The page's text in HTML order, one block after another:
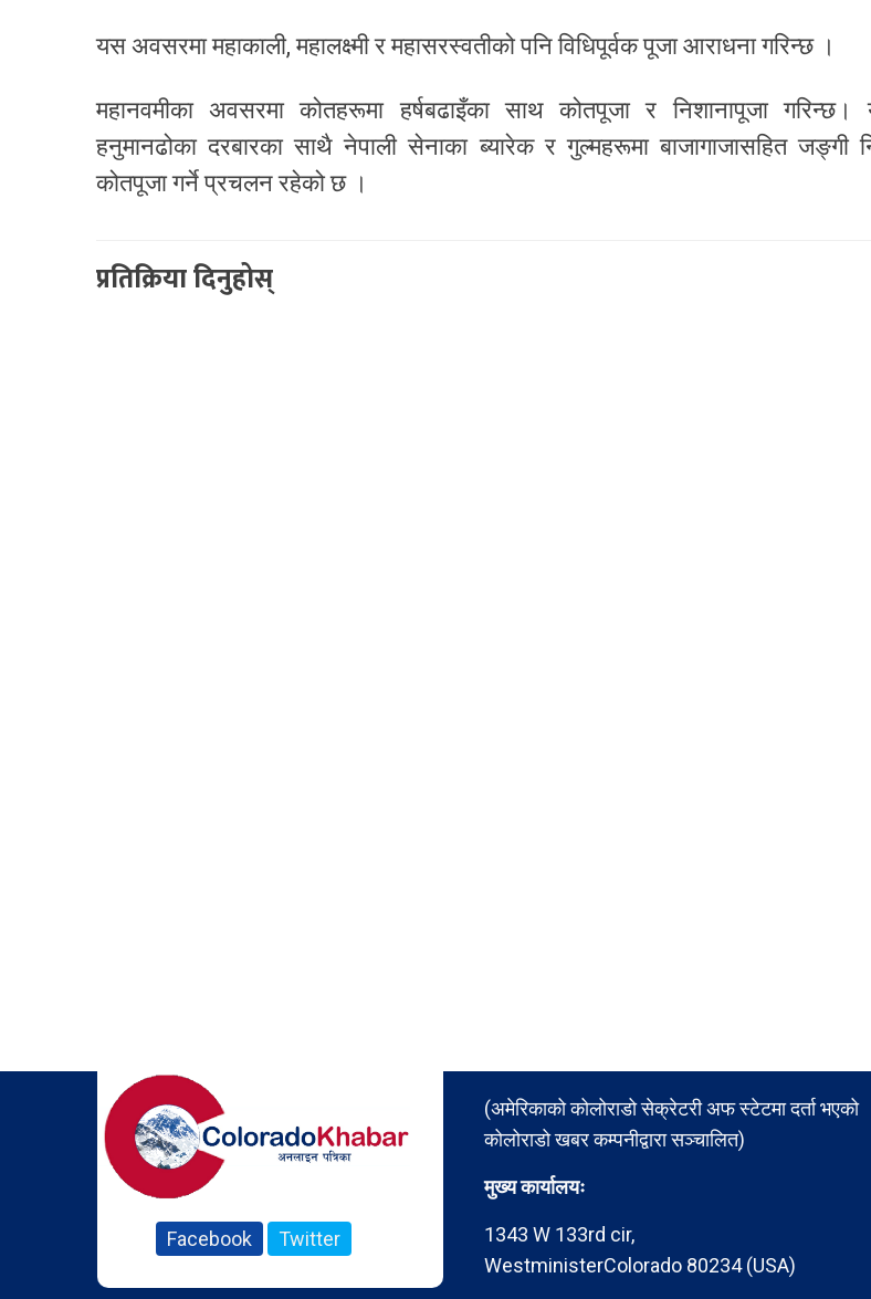
यस अवसरमा महाकाली, महालक्ष्मी र महासरस्वतीको पनि विधिपूर्वक पूजा आराधना गरिन्छ ।
महानवमीका अवसरमा कोतहरूमा हर्षबढाइँका साथ कोतपूजा र निशानापूजा
हनुमानढोका दरबारका साथै नेपाली सेनाका ब्यारेक र गुल्महरूमा बाजागाजासहित जङ्गी
कोतपूजा गर्ने प्रचलन रहेको छ ।
प्रतिक्रिया दिनुहोस्
Facebook Twitter
(अमेरिकाको कोलोराडो सेक्रेटरी अफ स्टेटमा दर्ता भएको
कोलोराडो खबर कम्पनीद्वारा सञ्चालित)
मुख्य कार्यालयः
1343 W 133rd cir,
WestministerColorado 80234 (USA)